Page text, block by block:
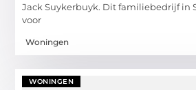
Jack Suykerbuyk. Dit familiebedrijf in
voor
Woningen
WONINGEN